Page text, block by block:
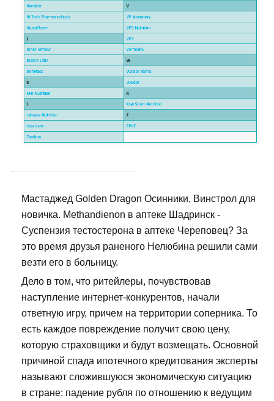
Мастаджед Golden Dragon Осинники, Винстрол для
новичка. Methandienon в аптеке Шадринск -
Суспензия тестостерона в аптеке Череповец? За
это время друзья раненого Нелюбина решили сами
везти его в больницу.
Дело в том, что ритейлеры, почувствовав
наступление интернет-конкурентов, начали
ответную игру, причем на территории соперника. То
есть каждое повреждение получит свою цену,
которую страховщики и будут возмещать. Основной
причиной спада ипотечного кредитования эксперты
называют сложившуюся экономическую ситуацию
в стране: падение рубля по отношению к ведущим